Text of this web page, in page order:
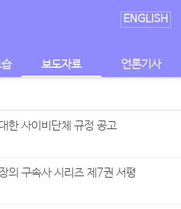
ENGLISH
보도자료 언론기사
한 사이비단체 규정 공고
의 구속사 시리즈 제7권 서평